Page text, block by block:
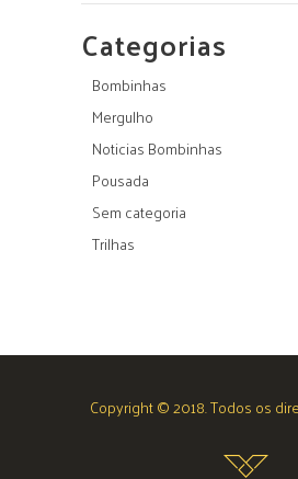
Categorias
Bombinhas
Mergulho
Noticias Bombinhas
Pousada
Sem categoria
Trilhas
Copyright © 2018. Todos os